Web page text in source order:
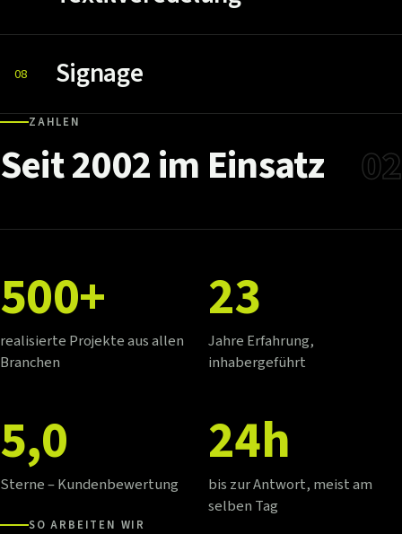
08 Signage
ZAHLEN
Seit2002im Einsatz 02
500+
realisierte Projekte aus allen
Branchen
23
Jahre Erfahrung,
inhabergeführt
5,0
Sterne – Kundenbewertung
24h
bis zur Antwort, meist am
selben Tag
SO ARBEITEN WIR